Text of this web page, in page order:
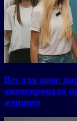
Все для мам:
анонсировала
женщин